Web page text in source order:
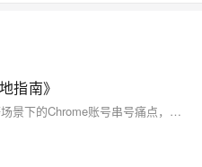
指南》
本文针对多环境运维、多平台运营等场景下的Chrome账号串号痛点，从浏览器存储底层逻辑切入，拆解账号隔离的核心原理与落地方法。文章解析了Chrome用户数据目录的存储机制，指出原生多用户配置的逻辑隔离边界，梳理了隐私模式局限、账号同步干扰、扩展程序互通等常见冲突诱因。文中分别给出轻量场景下原生多用户配置的实操步骤，与高安全场景下独立数据目录的深度隔离方案，同时补充浏览器指纹弱化、配置分层运维、隐性冲突排查、资源消耗平衡等配套实践要点，提出按需选型、规范管理的核心思路。